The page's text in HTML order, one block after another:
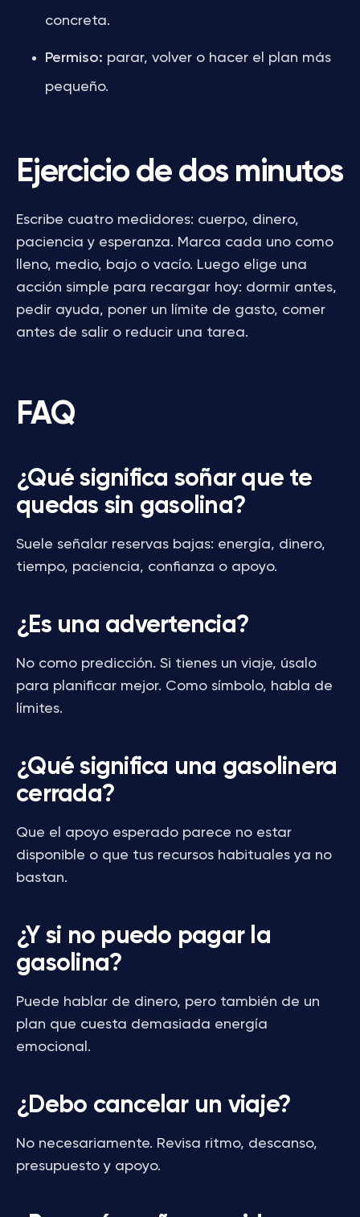
concreta.
Permiso: parar, volver o hacer el plan más
pequeño.
Ejercicio de dos minutos
Escribe cuatro medidores: cuerpo, dinero,
paciencia y esperanza. Marca cada uno como
lleno, medio, bajo o vacío. Luego elige una
acción simple para recargar hoy: dormir antes,
pedir ayuda, poner un límite de gasto, comer
antes de salir o reducir una tarea.
FAQ
¿Qué significa soñar que te
quedas sin gasolina?
Suele señalar reservas bajas: energía, dinero,
tiempo, paciencia, confianza o apoyo.
¿Es una advertencia?
No como predicción. Si tienes un viaje, úsalo
para planificar mejor. Como símbolo, habla de
límites.
¿Qué significa una gasolinera
cerrada?
Que el apoyo esperado parece no estar
disponible o que tus recursos habituales ya no
bastan.
¿Y si no puedo pagar la
gasolina?
Puede hablar de dinero, pero también de un
plan que cuesta demasiada energía
emocional.
¿Debo cancelar un viaje?
No necesariamente. Revisa ritmo, descanso,
presupuesto y apoyo.